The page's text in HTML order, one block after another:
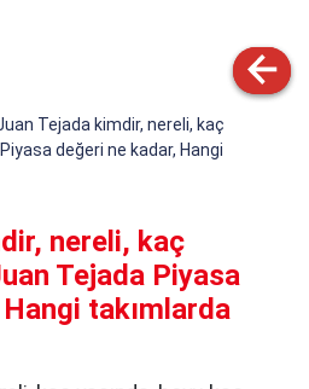
Tejada kimdir, nereli, kaç
değeri ne kadar, Hangi
nereli, kaç
Tejada Piyasa
takımlarda